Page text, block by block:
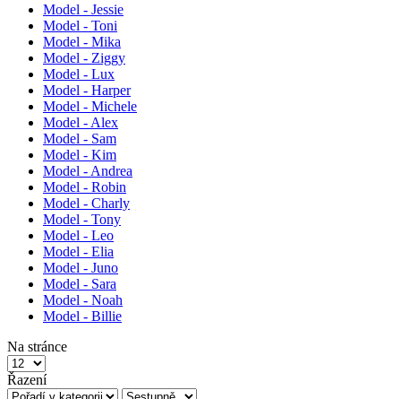
Model - Jessie
Model - Toni
Model - Mika
Model - Ziggy
Model - Lux
Model - Harper
Model - Michele
Model - Alex
Model - Sam
Model - Kim
Model - Andrea
Model - Robin
Model - Charly
Model - Tony
Model - Leo
Model - Elia
Model - Juno
Model - Sara
Model - Noah
Model - Billie
Na stránce
Řazení